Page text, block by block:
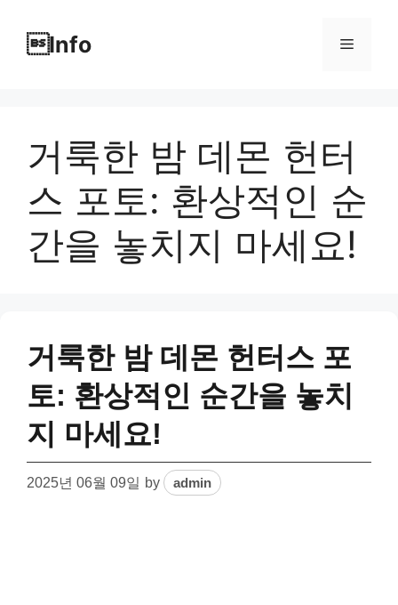
contentInfo Menu
거룩한 밤 데몬 헌터
스 포토: 환상적인 순
간을 놓치지 마세요!
거룩한 밤 데몬 헌터스 포
토: 환상적인 순간을 놓치
지 마세요!
2025년 06월 09일 by admin